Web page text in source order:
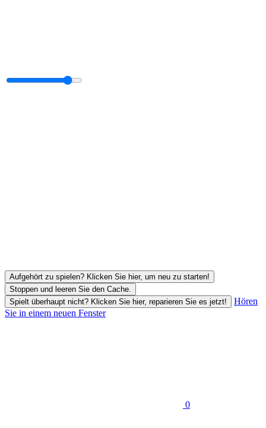
Aufgehört zu spielen? Klicken Sie hier, um neu zu starten!
Stoppen und leeren Sie den Cache.
Spielt überhaupt nicht? Klicken Sie hier, reparieren Sie es jetzt!
Hören
Sie in einem neuen Fenster
0